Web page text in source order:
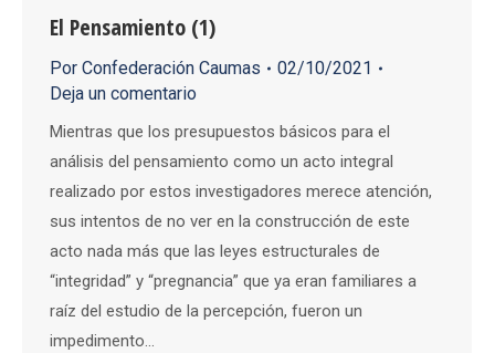
El Pensamiento (1)
Por Confederación Caumas
02/10/2021
Deja un comentario
Mientras que los presupuestos básicos para el
análisis del pensamiento como un acto integral
realizado por estos investigadores merece atención,
sus intentos de no ver en la construcción de este
acto nada más que las leyes estructurales de
“integridad” y “pregnancia” que ya eran familiares a
raíz del estudio de la percepción, fueron un
impedimento…